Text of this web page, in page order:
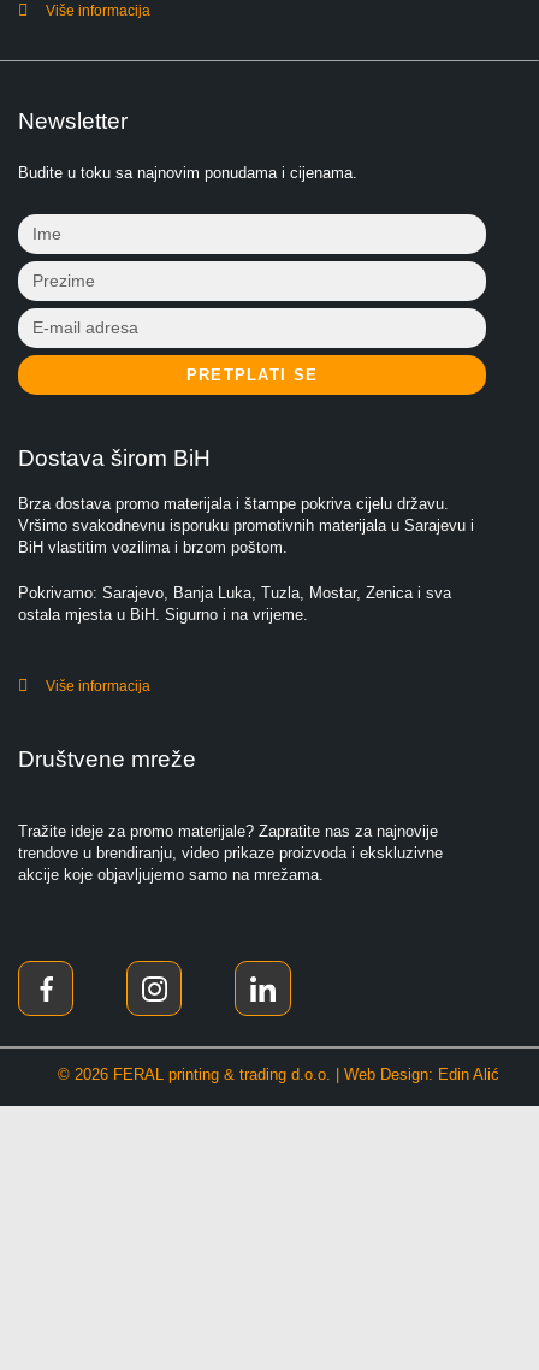
Više informacija
Newsletter
Budite u toku sa najnovim ponudama i cijenama.
PRETPLATI SE
Dostava širom BiH
Brza dostava promo materijala i štampe pokriva cijelu državu.
Vršimo svakodnevnu isporuku promotivnih materijala u Sarajevu i
BiH vlastitim vozilima i brzom poštom.
Pokrivamo: Sarajevo, Banja Luka, Tuzla, Mostar, Zenica i sva
ostala mjesta u BiH. Sigurno i na vrijeme.
Više informacija
Društvene mreže
Tražite ideje za promo materijale? Zapratite nas za najnovije
trendove u brendiranju, video prikaze proizvoda i ekskluzivne
akcije koje objavljujemo samo na mrežama.
© 2026 FERAL printing & trading d.o.o. | Web Design: Edin Alić